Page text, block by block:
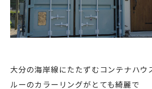
大分の海岸線にたたずむコンテナハウ
ルーのカラーリングがとても綺麗で